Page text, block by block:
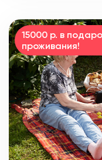
15000 р. в
проживания!